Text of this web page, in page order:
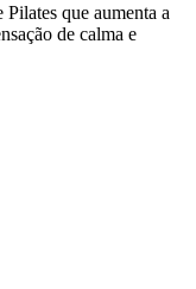
que aumenta a
de calma e